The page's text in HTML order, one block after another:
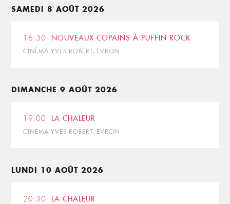
SAMEDI 8 AOÛT 2026
16:30 NOUVEAUX COPAINS À PUFFIN ROCK
CINÉMA YVES ROBERT, EVRON
DIMANCHE 9 AOÛT 2026
19:00 LA CHALEUR
CINÉMA YVES ROBERT, EVRON
LUNDI 10 AOÛT 2026
20:30 LA CHALEUR